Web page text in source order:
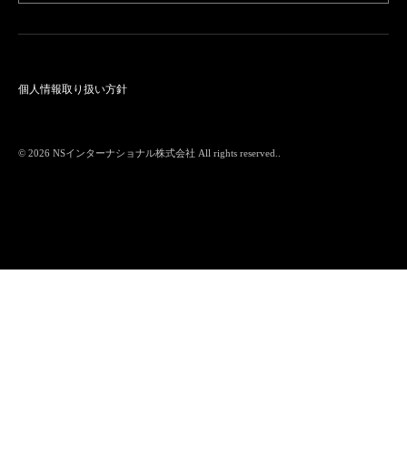
個人情報取り扱い方針
© 2026 NSインターナショナル株式会社 All rights reserved..